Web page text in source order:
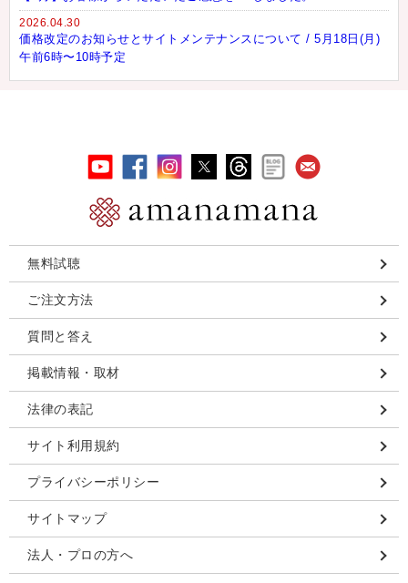
2026.04.30
価格改定のお知らせとサイトメンテナンスについて / 5月18日(月)
午前6時〜10時予定
無料試聴
ご注文方法
質問と答え
掲載情報・取材
法律の表記
サイト利用規約
プライバシーポリシー
サイトマップ
法人・プロの方へ